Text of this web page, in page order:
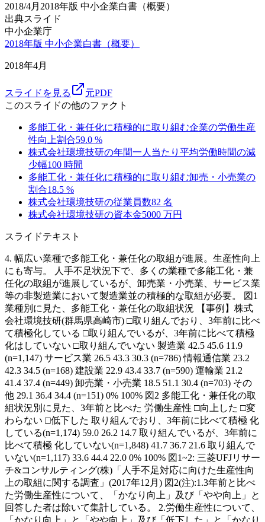
2018/4月 2018年版 中小企業白書（概要）
出典スライド
中小企業庁
2018年版 中小企業白書（概要）
2018年4月
スライドを見る
元PDF
このスライドの他のファクト
多能工化・兼任化に積極的に取り組む企業の労働生産
性向上割合59.0 %
株式会社環境技研の年間一人当たり平均労働時間の減
少幅100 時間
多能工化・兼任化に積極的に取り組む卸売・小売業の
割合18.5 %
株式会社環境技研の従業員数82 名
株式会社環境技研の資本金5000 万円
スライドテキスト
4. 幅広い業種で多能工化・兼任化の取組が進展。生産性向上
にも寄与。 人手不足状況下で、多くの業種で多能工化・兼
任化の取組が進展しているが、卸売業・小売業、サービス業
等の非製造業において製造業並の積極的な取組が必要。 図1
業種別に見た、多能工化・兼任化の取組状況 【事例】株式
会社環境技研(群馬県高崎市) □取り組んでおり、3年前に比べ
て積極化している □取り組んでいるが、3年前に比べて積極
化はしていない □取り組んでいない 製造業 42.5 45.6 11.9
(n=1,147) サービス業 26.5 43.3 30.3 (n=786) 情報通信業 23.2
42.3 34.5 (n=168) 建設業 22.9 43.4 33.7 (n=590) 運輸業 21.2
41.4 37.4 (n=449) 卸売業・小売業 18.5 51.1 30.4 (n=703) その
他 29.1 36.4 34.4 (n=151) 0% 100% 図2 多能工化・兼任化の取
組状況別に見た、3年前と比べた 労働生産性 □向上した □変
わらない □低下した 取り組んでおり、3年前に比べて積極 化
している(n=1,174) 59.0 26.2 14.7 取り組んでいるが、3年前に
比べて積極 化していない(n=1,848) 41.7 36.7 21.6 取り組んで
いない(n=1,117) 33.6 44.4 22.0 0% 100% 図1~2: 三菱UFJリサー
チ&コンサルティング(株)「人手不足対応に向けた生産性向
上の取組に関する調査」(2017年12月) 図2(注):1.3年前と比べ
た労働生産性について、「かなり向上」及び「やや向上」と
回答した者は除いて集計している。 2.労働生産性について、
「かなり向上」と「やや向上」及び「低下した」と「かなり